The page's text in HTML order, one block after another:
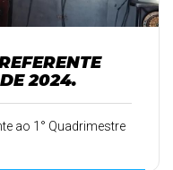
2024.
ao 1° Quadrimestre